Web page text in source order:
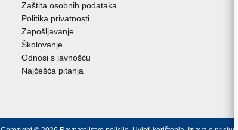
Zaštita osobnih podataka
Politika privatnosti
Zapošljavanje
Školovanje
Odnosi s javnošću
Najčešća pitanja